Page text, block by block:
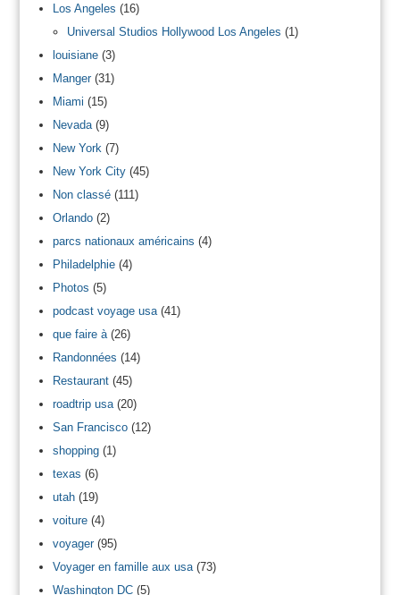
Los Angeles (16)
Universal Studios Hollywood Los Angeles (1)
louisiane(3)
Manger(31)
Miami (15)
Nevada(9)
New York (7)
New York City(45)
Non classé(111)
Orlando(2)
parcs nationaux américains (4)
Philadelphie(4)
Photos (5)
podcast voyage usa(41)
que faire à(26)
Randonnées (14)
Restaurant(45)
roadtrip usa(20)
San Francisco(12)
shopping(1)
texas (6)
utah(19)
voiture(4)
voyager(95)
Voyager en famille aux usa(73)
Washington DC(5)